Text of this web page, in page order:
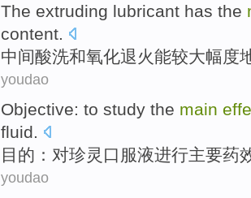
The extruding lubricant has the
content
中间酸洗和氧化退火能较大幅度
youdao
Objective: to study the main
fluid.
目的 ： 对珍灵口服液进行主要药
youdao